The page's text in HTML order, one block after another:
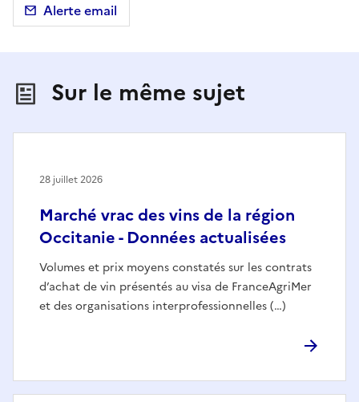
Alerte email
Sur le même sujet
Marché vrac des vins de la région
Occitanie - Données actualisées
Volumes et prix moyens constatés sur les contrats
d’achat de vin présentés au visa de FranceAgriMer
et des organisations interprofessionnelles (…)
28 juillet 2026